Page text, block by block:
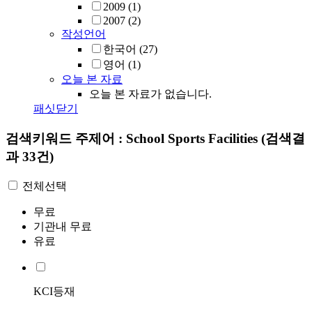
2009 (1)
2007 (2)
작성언어
한국어 (27)
영어 (1)
오늘 본 자료
오늘 본 자료가 없습니다.
패싯닫기
검색키워드 주제어 : School Sports Facilities (검색결
과 33건)
전체선택
무료
기관내 무료
유료
KCI등재